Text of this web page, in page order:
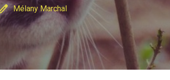
Mélany Marchal